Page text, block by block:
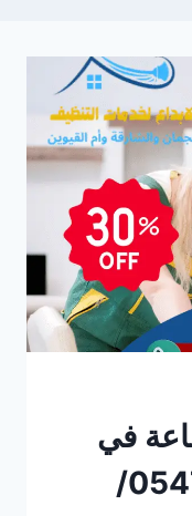
في
الشارقة/0547557544/